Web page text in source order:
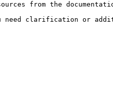
from the
need clarification or